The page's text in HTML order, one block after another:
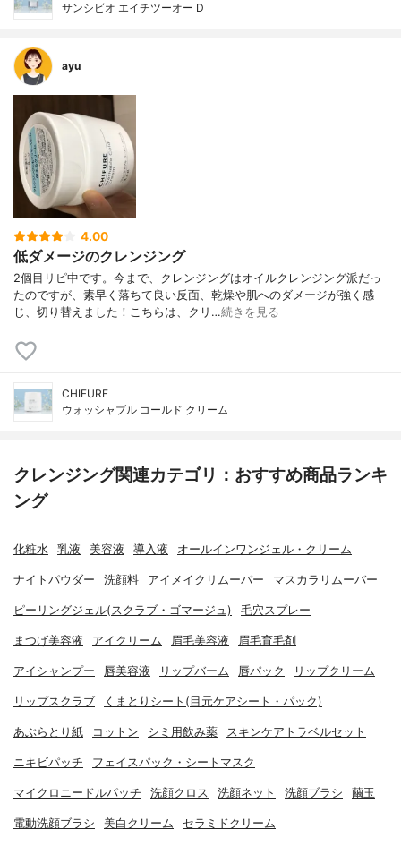
サンシビオ エイチツーオー D
ayu
4.00
低ダメージのクレンジング
2個目リピ中です。今まで、クレンジングはオイルクレンジング派だっ
たのですが、素早く落ちて良い反面、乾燥や肌へのダメージが強く感
じ、切り替えました！こちらは、クリ…続きを見る
CHIFURE
ウォッシャブル コールド クリーム
クレンジング関連カテゴリ：おすすめ商品ランキ
ング
化粧水 乳液 美容液 導入液 オールインワンジェル・クリーム
ナイトパウダー 洗顔料 アイメイクリムーバー マスカラリムーバー
ピーリングジェル(スクラブ・ゴマージュ) 毛穴スプレー
まつげ美容液 アイクリーム 眉毛美容液 眉毛育毛剤
アイシャンプー 唇美容液 リップバーム 唇パック リップクリーム
リップスクラブ くまとりシート(目元ケアシート・パック)
あぶらとり紙 コットン シミ用飲み薬 スキンケアトラベルセット
ニキビパッチ フェイスパック・シートマスク
マイクロニードルパッチ 洗顔クロス 洗顔ネット 洗顔ブラシ 繭玉
電動洗顔ブラシ 美白クリーム セラミドクリーム